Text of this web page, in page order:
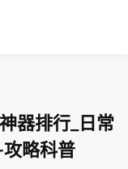
器排行_日常
略科普